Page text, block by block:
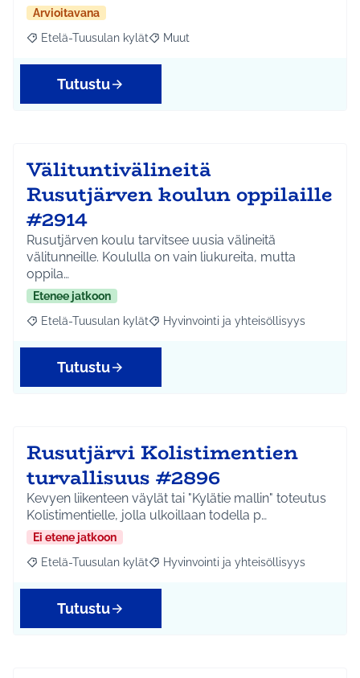
Arvioitavana
Rajaa tulokset aihepiirin mukaan: Etelä-Tuusulan kylät
Etelä-Tuusulan kylät Rajaa tulokset teeman mukaan: Muut
Muut
Tutustu
Välituntivälineitä
Rusutjärven koulun oppilaille
#2914
Rusutjärven koulu tarvitsee uusia välineitä
välitunneille. Koululla on vain liukureita, mutta
oppila…
Etenee jatkoon
Rajaa tulokset aihepiirin mukaan: Etelä-Tuusulan kylät
Etelä-Tuusulan kylät Rajaa tulokset teeman mukaan:
Hyvinvointi ja yhteisöllisyys
Tutustu
Rusutjärvi Kolistimentien
turvallisuus #2896
Kevyen liikenteen väylät tai "Kylätie mallin" toteutus
Kolistimentielle, jolla ulkoillaan todella p…
Ei etene jatkoon
Rajaa tulokset aihepiirin mukaan: Etelä-Tuusulan kylät
Etelä-Tuusulan kylät Rajaa tulokset teeman mukaan:
Hyvinvointi ja yhteisöllisyys
Tutustu